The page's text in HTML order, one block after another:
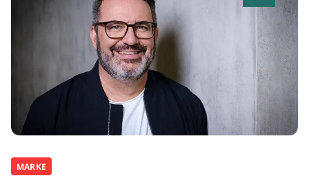
MARKE